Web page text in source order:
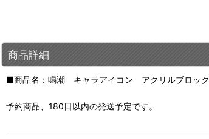
商品詳細
■商品名：鳴潮 キャラアイコン アクリルブロック
予約商品、180日以内の発送予定です。